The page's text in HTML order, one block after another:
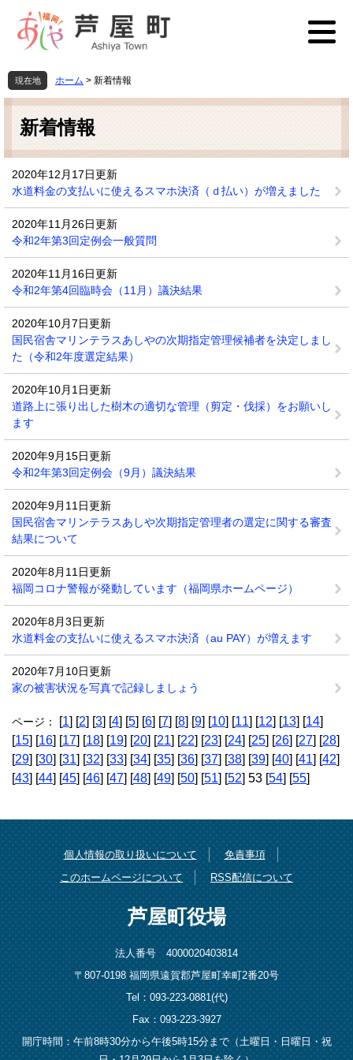
先
頭
を
飛
本
現在地 ホーム > 新着情報
本
新着情報
2020年12月17日更新
水道料金の支払いに使えるスマホ決済（ｄ払い）が増えました
2020年11月26日更新
令和2年第3回定例会一般質問
2020年11月16日更新
令和2年第4回臨時会（11月）議決結果
2020年10月7日更新
国民宿舎マリンテラスあしやの次期指定管理候補者を決定しまし
た（令和2年度選定結果）
2020年10月1日更新
道路上に張り出した樹木の適切な管理（剪定・伐採）をお願いし
ます
2020年9月15日更新
令和2年第3回定例会（9月）議決結果
2020年9月11日更新
国民宿舎マリンテラスあしや次期指定管理者の選定に関する審査
結果について
2020年8月11日更新
福岡コロナ警報が発動しています（福岡県ホームページ）
2020年8月3日更新
水道料金の支払いに使えるスマホ決済（au PAY）が増えます
2020年7月10日更新
家の被害状況を写真で記録しましょう
ページ： [1] [2] [3] [4] [5] [6] [7] [8] [9] [10] [11] [12] [13] [14]
[15] [16] [17] [18] [19] [20] [21] [22] [23] [24] [25] [26] [27] [28]
[29] [30] [31] [32] [33] [34] [35] [36] [37] [38] [39] [40] [41] [42]
[43] [44] [45] [46] [47] [48] [49] [50] [51] [52] 53 [54] [55]
個人情報の取り扱いについて
免責事項
このホームページについて
RSS配信について
芦屋町役場
法人番号 4000020403814
〒807-0198 福岡県遠賀郡芦屋町幸町2番20号
Tel：093-223-0881(代)
Fax：093-223-3927
開庁時間：午前8時30分から午後5時15分まで（土曜日・日曜日・祝